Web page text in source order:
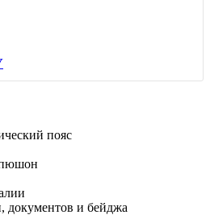
пояс
документов и бейджа